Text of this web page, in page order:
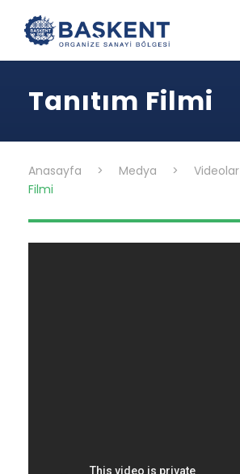
Tanıtım Filmi
Anasayfa > Medya > Videolar
Filmi